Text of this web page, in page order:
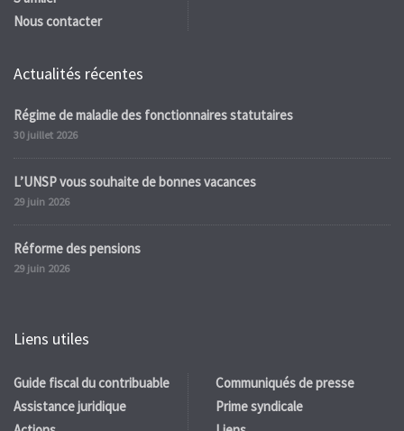
Nous contacter
Actualités récentes
Régime de maladie des fonctionnaires statutaires
30 juillet 2026
L’UNSP vous souhaite de bonnes vacances
29 juin 2026
Réforme des pensions
29 juin 2026
Liens utiles
Guide fiscal du contribuable
Assistance juridique
Communiqués de presse
Prime syndicale